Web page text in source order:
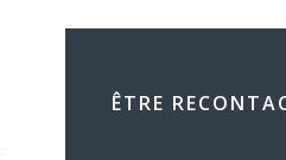
ÊTRE